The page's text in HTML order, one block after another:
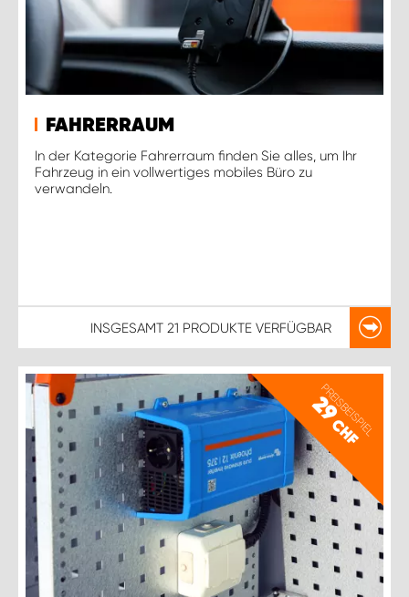
FAHRERRAUM
In der Kategorie Fahrerraum finden Sie alles, um Ihr
Fahrzeug in ein vollwertiges mobiles Büro zu
verwandeln.
INSGESAMT 21 PRODUKTE VERFÜGBAR
PREISBEISPIEL
29
CHF